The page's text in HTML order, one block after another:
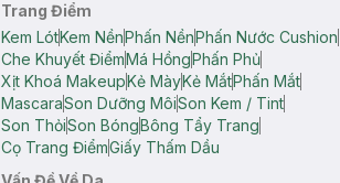
Trang Điểm
Kem LótKem NềnPhấn NềnPhấn Nước Cushion
Che Khuyết ĐiểmMá HồngPhấn Phủ
Xịt Khoá MakeupKẻ MàyKẻ MắtPhấn Mắt
MascaraSon Dưỡng MôiSon Kem / Tint
Son ThỏiSon BóngBông Tẩy Trang
Cọ Trang ĐiểmGiấy Thấm Dầu